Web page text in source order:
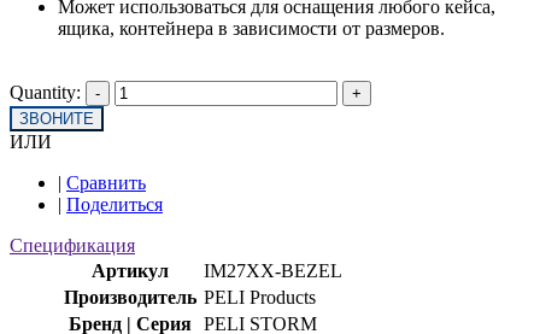
Может использоваться для оснащения любого кейса,
ящика, контейнера в зависимости от размеров.
Quantity:
ЗВОНИТЕ
ИЛИ
| Сравнить
| Поделиться
Спецификация
Артикул
IM27XX-BEZEL
Производитель PELI Products
Бренд | Серия PELI STORM